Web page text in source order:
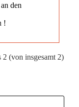
den
!
(von insgesamt 2)